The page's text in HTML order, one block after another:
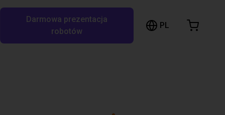
w RBTX…
Darmowa prezentacja
robotów
PL
sklepowy